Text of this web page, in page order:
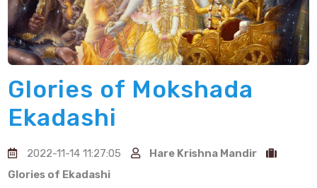
Glories of Mokshada
Ekadashi
2022-11-14 11:27:05
Hare Krishna Mandir
Glories of Ekadashi